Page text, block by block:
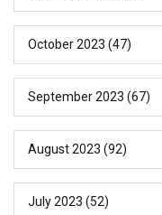
October 2023 (47)
September 2023 (67)
August 2023 (92)
July 2023 (52)